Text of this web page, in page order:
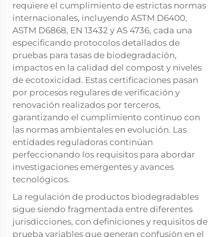
requiere el cumplimiento de estrictas normas
internacionales, incluyendo ASTM D6400,
ASTM D6868, EN 13432 y AS 4736, cada una
especificando protocolos detallados de
pruebas para tasas de biodegradación,
impactos en la calidad del compost y niveles
de ecotoxicidad. Estas certificaciones pasan
por procesos regulares de verificación y
renovación realizados por terceros,
garantizando el cumplimiento continuo con
las normas ambientales en evolución. Las
entidades reguladoras continúan
perfeccionando los requisitos para abordar
investigaciones emergentes y avances
tecnológicos.
La regulación de productos biodegradables
sigue siendo fragmentada entre diferentes
jurisdicciones, con definiciones y requisitos de
prueba variables que generan confusión en el